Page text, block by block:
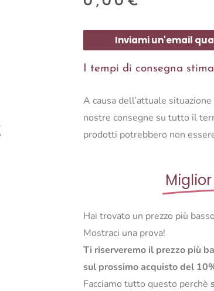
Inviami un'email
I tempi di consegna
A causa dell’attuale
nostre consegne su tutto il
prodotti potrebbero non
Hai trovato un prezzo più
Mostraci una prova!
Ti riserveremo il prezzo più
sul prossimo acquisto del
Facciamo tutto questo perchè